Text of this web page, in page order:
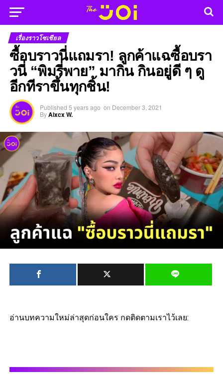
เรื่องราวโซเชียล
ซื้อบราวนี่แถมรา! ลูกค้าแฉซื้อบรา
วนี่ “พิมรี่พาย” มากิน กินอยู่ดี ๆ ดู
อีกทีราขึ้นทุกชิ้น!
Published 5 years ago on December 3, 2021
ByAlxcx W.
อ่านบทความใหม่ล่าสุดก่อนใคร กดติดตามเราไว้เลย: